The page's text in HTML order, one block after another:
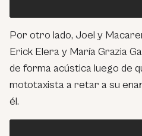
Por otro lado, Joel y
Erick Elera y María Grazia
de forma acústica luego de
mototaxista a retar a su
él.